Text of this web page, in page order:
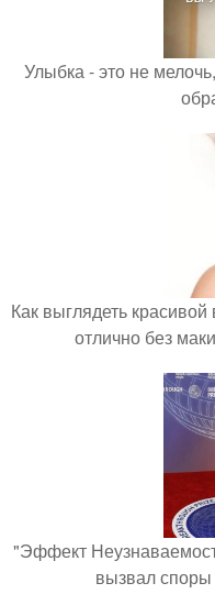
Улыбка - это не
Как выглядеть
отлично без
"Эффект
вызвал споры